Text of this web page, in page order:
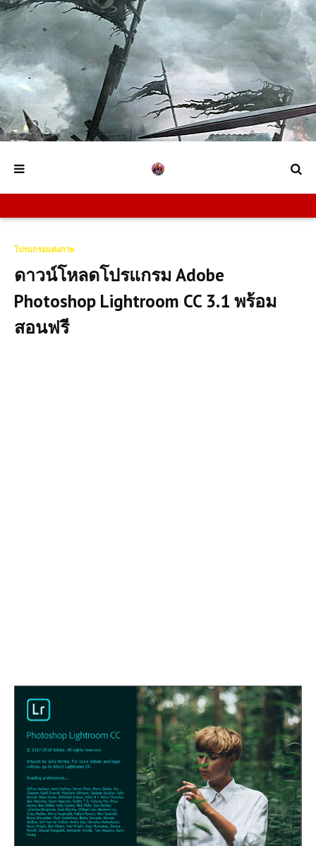
โปรแกรมแต่งภาพ
ดาวน์โหลดโปรแกรม Adobe
Photoshop Lightroom CC 3.1 พร้อม
สอนฟรี